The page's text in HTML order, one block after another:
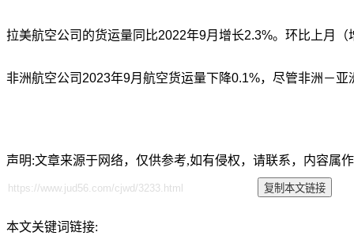
拉美航空公司的货运量同比2022年9月增长2.3%。环比上月
非洲航空公司2023年9月航空货运量下降0.1%，尽管非洲－
声明:文章来源于网络，仅供参考,如有侵权，请联系，内容属
本文关键词链接: